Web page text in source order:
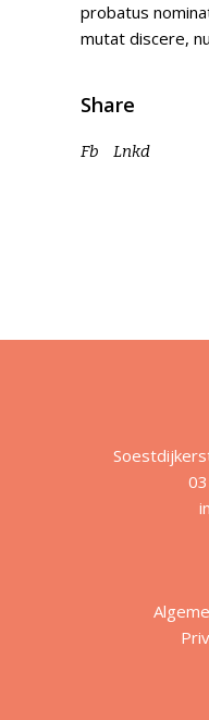
probatus
mutat discere,
Share
Fb Lnkd